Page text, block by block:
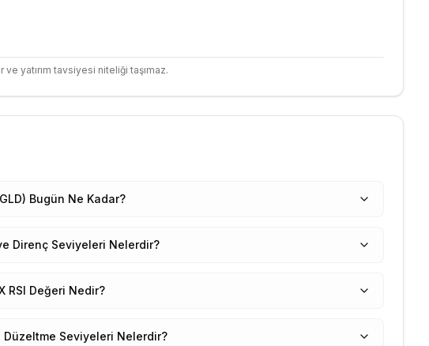
yatırım tavsiyesi niteliği taşımaz.
Bugün Ne Kadar?
Direnç Seviyeleri Nelerdir?
RSI Değeri Nedir?
Seviyeleri Nelerdir?